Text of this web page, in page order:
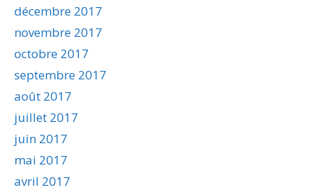
décembre 2017
novembre 2017
octobre 2017
septembre 2017
août 2017
juillet 2017
juin 2017
mai 2017
avril 2017